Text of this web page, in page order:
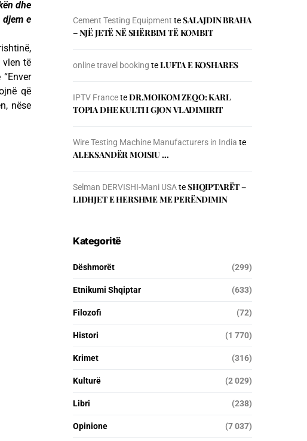
dhe
e
vlen të
që
nëse
Cement Testing Equipment teSALAJDIN BRAHA
– NJЁ JETЁ NЁ SHЁRBIM TЁ KOMBIT
online travel booking teLUFTA E KOSHARES
IPTV FranceteDR.MOIKOM ZEQO: KARL
TOPIA DHE KULTI I GJON VLADIMIRIT
Wire Testing Machine Manufacturers in India te
ALEKSANDËR MOISIU …
Selman DERVISHI-Mani USAteSHQIPTARËT –
LIDHJET E HERSHME ME PERËNDIMIN
Kategoritë
Dëshmorët (299)
Etnikumi Shqiptar (633)
Filozofi (72)
Histori (1 770)
Krimet (316)
Kulturë (2 029)
Libri (238)
Opinione (7 037)